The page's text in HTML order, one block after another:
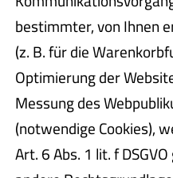
bestimmter, von Ihnen
(z. B. für die
Optimierung der
Messung des
(notwendige Cookies),
Art. 6 Abs. 1 lit. f